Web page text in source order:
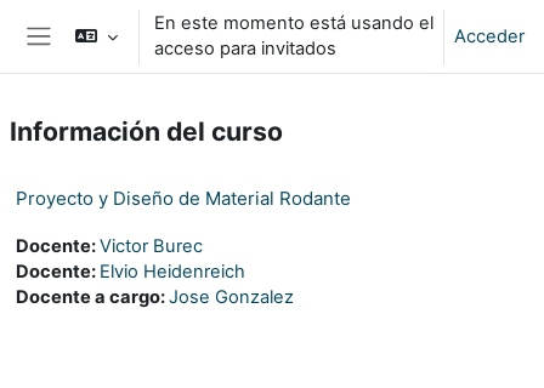
Salta al contenido principal
Panel lateral
En este momento está usando el
acceso para invitados
Acceder
Información del curso
Proyecto y Diseño de Material Rodante
Docente:Victor Burec
Docente: Elvio Heidenreich
Docente a cargo:Jose Gonzalez